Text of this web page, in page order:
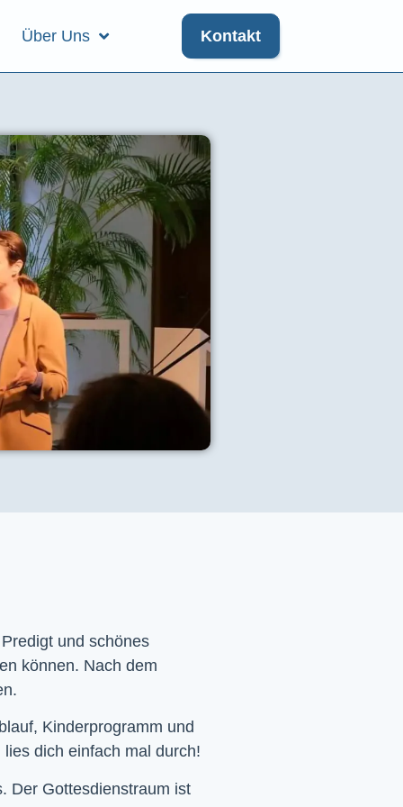
Über Uns Kontakt
und schönes
können. Nach dem
Kinderprogramm und
dich einfach mal durch!
Der Gottesdienstraum ist